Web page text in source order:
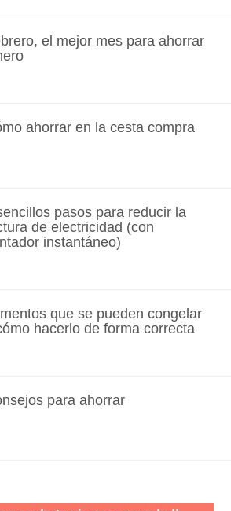
el mejor mes para ahorrar
ahorrar en la cesta compra
pasos para reducir la
de electricidad (con
instantáneo)
que se pueden congelar
hacerlo de forma correcta
para ahorrar